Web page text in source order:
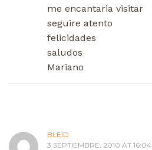
me encantaria visitar
seguire atento
felicidades
saludos
Mariano
BLEID
3 SEPTIEMBRE, 2010 AT 16:04